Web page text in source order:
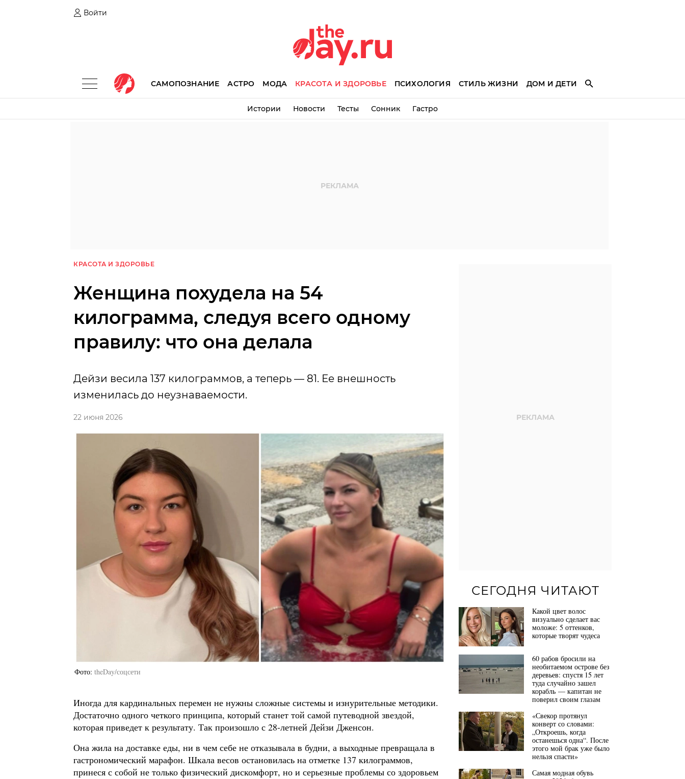
Войти
САМОПОЗНАНИЕ АСТРО МОДА КРАСОТА И ЗДОРОВЬЕ ПСИХОЛОГИЯ СТИЛЬ ЖИЗНИ ДОМ И ДЕТИ
Истории Новости Тесты Сонник Гастро
КРАСОТА И ЗДОРОВЬЕ
Женщина похудела на 54
килограмма, следуя всего одному
правилу: что она делала
Дейзи весила 137 килограммов, а теперь — 81. Ее внешность
изменилась до неузнаваемости.
22 июня 2026
Фото theDay/соцсети
Иногда для кардинальных перемен не нужны сложные системы и изнурительные методики.
Достаточно одного четкого принципа, который станет той самой путеводной звездой,
которая приведет к результату. Так произошло с 28-летней Дейзи Дженсон.
Она жила на доставке еды, ни в чем себе не отказывала в будни, а выходные превращала в
гастрономический марафон. Шкала весов остановилась на отметке 137 килограммов,
принеся с собой не только физический дискомфорт, но и серьезные проблемы со здоровьем
СЕГОДНЯ ЧИТАЮТ
Какой цвет волос
визуально сделает вас
моложе: 5 оттенков,
которые творят чудеса
60 рабов бросили на
необитаемом острове без
деревьев: спустя 15 лет
туда случайно зашел
корабль — капитан не
поверил своим глазам
«Свекор протянул
конверт со словами:
„Откроешь, когда
останешься одна“. После
этого мой брак уже было
нельзя спасти»
Самая модная обувь